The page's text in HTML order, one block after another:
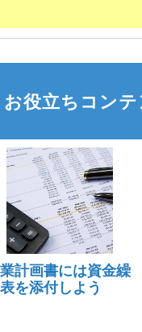
お役立ちコンテ
計画書には資金繰
を添付しよう